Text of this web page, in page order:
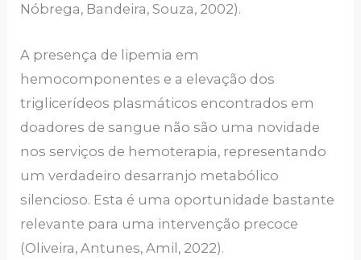
Nóbrega, Bandeira, Souza, 2002).
A presença de lipemia em
hemocomponentes e a elevação dos
triglicerídeos plasmáticos encontrados em
doadores de sangue não são uma novidade
nos serviços de hemoterapia, representando
um verdadeiro desarranjo metabólico
silencioso. Esta é uma oportunidade bastante
relevante para uma intervenção precoce
(Oliveira, Antunes, Amil, 2022).